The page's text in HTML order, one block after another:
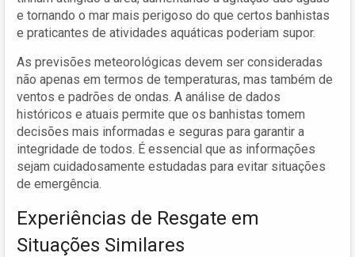
e tornando o mar mais perigoso do que certos banhistas
e praticantes de atividades aquáticas poderiam supor.
As previsões meteorológicas devem ser consideradas
não apenas em termos de temperaturas, mas também de
ventos e padrões de ondas. A análise de dados
históricos e atuais permite que os banhistas tomem
decisões mais informadas e seguras para garantir a
integridade de todos. É essencial que as informações
sejam cuidadosamente estudadas para evitar situações
de emergência.
Experiências de Resgate em
Situações Similares